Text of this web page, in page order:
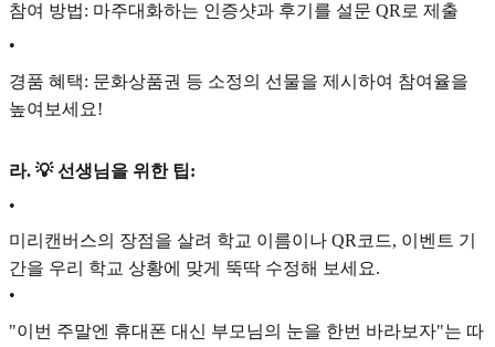
참여 방법: 마주대화하는 인증샷과 후기를 설문 QR로 제출
•
경품 혜택: 문화상품권 등 소정의 선물을 제시하여 참여율을
높여보세요!
라. 💡 선생님을 위한 팁:
•
미리캔버스의 장점을 살려 학교 이름이나 QR코드, 이벤트 기
간을 우리 학교 상황에 맞게 뚝딱 수정해 보세요.
•
"이번 주말엔 휴대폰 대신 부모님의 눈을 한번 바라보자"는 따